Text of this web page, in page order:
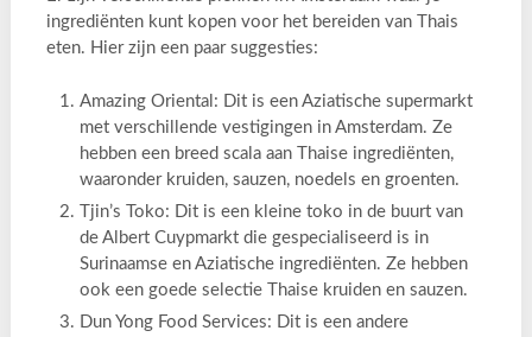
ingrediënten kunt kopen voor het bereiden van Thais
eten. Hier zijn een paar suggesties:
Amazing Oriental: Dit is een Aziatische supermarkt
met verschillende vestigingen in Amsterdam. Ze
hebben een breed scala aan Thaise ingrediënten,
waaronder kruiden, sauzen, noedels en groenten.
Tjin’s Toko: Dit is een kleine toko in de buurt van
de Albert Cuypmarkt die gespecialiseerd is in
Surinaamse en Aziatische ingrediënten. Ze hebben
ook een goede selectie Thaise kruiden en sauzen.
Dun Yong Food Services: Dit is een andere